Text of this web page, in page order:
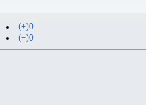
(+)0
(−)0